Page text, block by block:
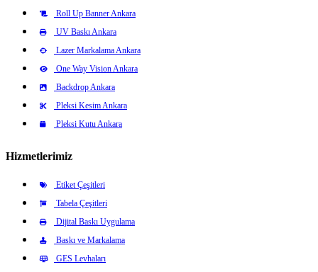
Roll Up Banner Ankara
UV Baskı Ankara
Lazer Markalama Ankara
One Way Vision Ankara
Backdrop Ankara
Pleksi Kesim Ankara
Pleksi Kutu Ankara
Hizmetlerimiz
Etiket Çeşitleri
Tabela Çeşitleri
Dijital Baskı Uygulama
Baskı ve Markalama
GES Levhaları